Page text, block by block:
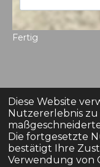
Diese Website
Nutzererlebnis
Die fortgesetzte
bestätigt Ihre
Verwendung von
Fertig